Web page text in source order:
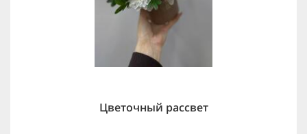
Цветочный рассвет